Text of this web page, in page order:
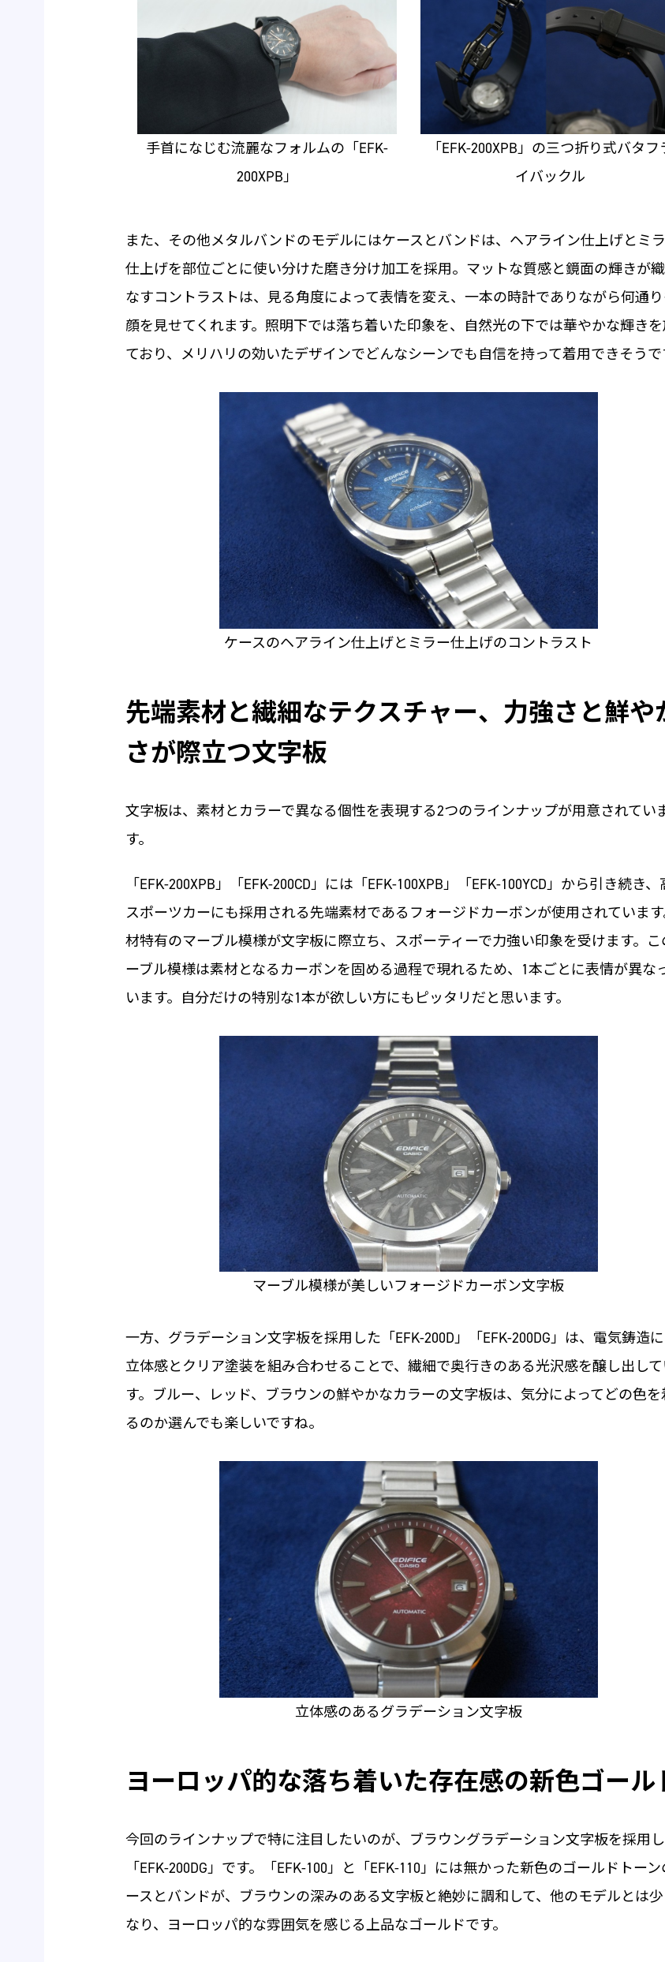
手首になじむ流麗なフォルムの「EFK-
200XPB」
「EFK-200XPB」の三つ折り式バタフ
イバックル
また、その他メタルバンドのモデルにはケースとバンドは、ヘアライン仕上げとミ
仕上げを部位ごとに使い分けた磨き分け加工を採用。マットな質感と鏡面の輝きが
なすコントラストは、見る角度によって表情を変え、一本の時計でありながら何通
顔を見せてくれます。照明下では落ち着いた印象を、自然光の下では華やかな輝きを
ており、メリハリの効いたデザインでどんなシーンでも自信を持って着用できそうで
ケースのヘアライン仕上げとミラー仕上げのコントラスト
先端素材と繊細なテクスチャー、力強さと鮮や
さが際立つ文字板
文字板は、素材とカラーで異なる個性を表現する2つのラインナップが用意されてい
す。
「EFK-200XPB」「EFK-200CD」には「EFK-100XPB」「EFK-100YCD」から引き続き
スポーツカーにも採用される先端素材であるフォージドカーボンが使用されていま
材特有のマーブル模様が文字板に際立ち、スポーティーで力強い印象を受けます。こ
ーブル模様は素材となるカーボンを固める過程で現れるため、1本ごとに表情が異な
います。自分だけの特別な1本が欲しい方にもピッタリだと思います。
マーブル模様が美しいフォージドカーボン文字板
一方、グラデーション文字板を採用した「EFK-200D」「EFK-200DG」は、電気鋳造
立体感とクリア塗装を組み合わせることで、繊細で奥行きのある光沢感を醸し出して
す。ブルー、レッド、ブラウンの鮮やかなカラーの文字板は、気分によってどの色を
るのか選んでも楽しいですね。
立体感のあるグラデーション文字板
ヨーロッパ的な落ち着いた存在感の新色ゴール
今回のラインナップで特に注目したいのが、ブラウングラデーション文字板を採用
「EFK-200DG」です。「EFK-100」と「EFK-110」には無かった新色のゴールドトー
ースとバンドが、ブラウンの深みのある文字板と絶妙に調和して、他のモデルとは
なり、ヨーロッパ的な雰囲気を感じる上品なゴールドです。